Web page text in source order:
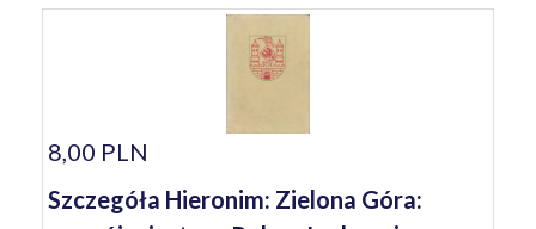
8,00 PLN
Szczegóła Hieronim: Zielona Góra: